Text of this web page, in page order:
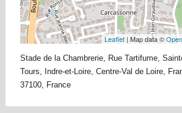
Leaflet | Map data ©
Stade de la Chambrerie, Rue Tartifume,
Tours, Indre-et-Loire, Centre-Val de Loire,
37100, France